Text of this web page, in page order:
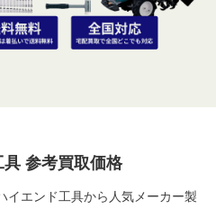
参考買取価格
イエンド工具から人気メーカー製